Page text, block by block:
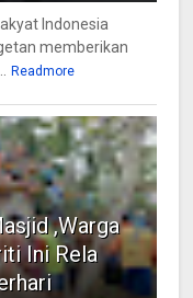
Indonesia
memberikan
Readmore
,Warga
Ini Rela